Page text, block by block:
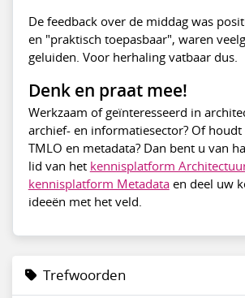
De feedback over de middag was
en "praktisch toepasbaar", waren
geluiden. Voor herhaling vatbaar dus.
Denk en praat mee!
Werkzaam of geïnteresseerd in
archief- en informatiesector? Of houdt
TMLO en metadata? Dan bent u van
lid van het kennisplatform
kennisplatform Metadataen deel uw
ideeën met het veld.
Trefwoorden